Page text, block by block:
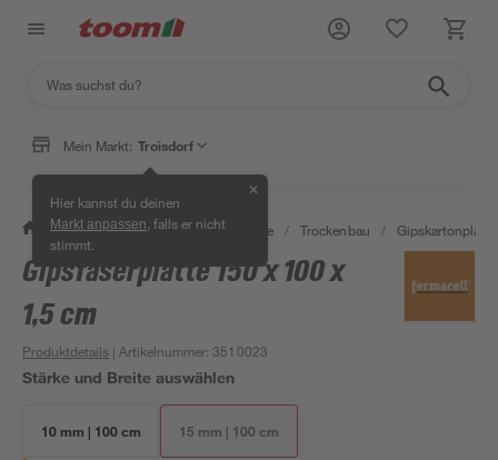
Mein Markt: Troisdorf
Hier kannst du deinen
Markt anpassen , falls er nicht
stimmt.
✕
/ Bauen & Renovieren / Baustoffe / Trockenbau /
Gipsfaserplatte 150 x 100 x
1,5 cm
Produktdetails | Artikelnummer:3510023
Stärke und Breite auswählen
10 mm | 100 cm 15 mm | 100 cm